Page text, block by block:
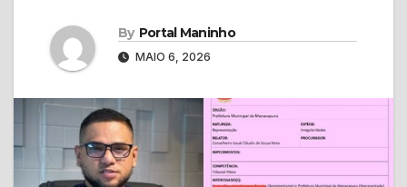
By Portal Maninho
MAIO 6, 2026